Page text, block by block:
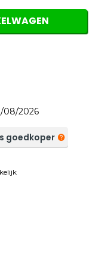
08/2026
goedkoper